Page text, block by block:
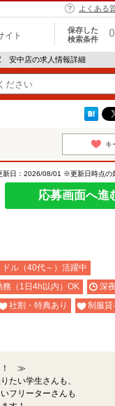
よくある
イト
保存した
検索条件
0
安中店の求人情報詳細
キ
新日：2026/08/01 ※更新日時点の
応募画面へ進
ドル（40代～）活躍中
務（1日4h以内）OK
深
社割・特典あり
制服貸
！ ≫
たい学生さんも、
フリーターさんも